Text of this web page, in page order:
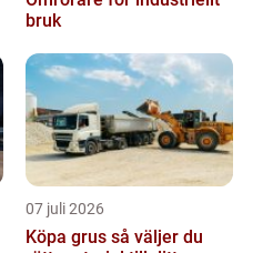
bruk
07 juli 2026
Köpa grus så väljer du